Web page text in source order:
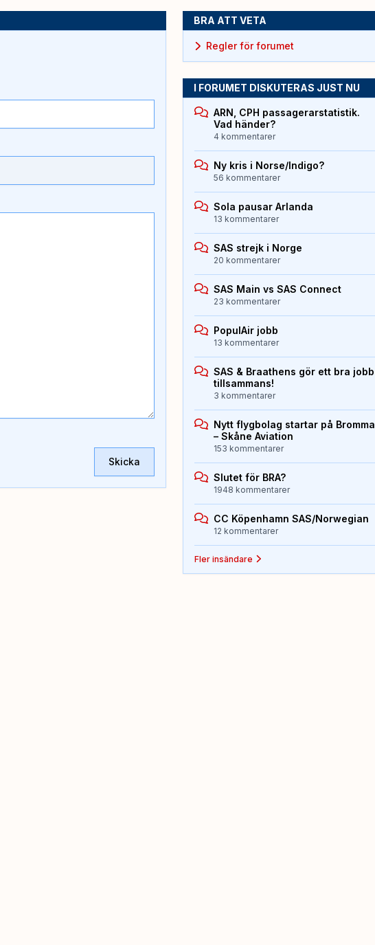
Skicka
BRA ATT VETA
Regler för forumet
I FORUMET DISKUTERAS JUST NU
ARN, CPH passagerarstatistik.
Vad händer?
4 kommentarer
Ny kris i Norse/Indigo?
56 kommentarer
Sola pausar Arlanda
13 kommentarer
SAS strejk i Norge
20 kommentarer
SAS Main vs SAS Connect
23 kommentarer
PopulAir jobb
13 kommentarer
SAS & Braathens gör ett bra jobb
tillsammans!
3 kommentarer
Nytt flygbolag startar på Bromma
– Skåne Aviation
153 kommentarer
Slutet för BRA?
1948 kommentarer
CC Köpenhamn SAS/Norwegian
12 kommentarer
Fler insändare